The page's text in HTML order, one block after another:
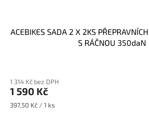
ACEBIKES SADA 2 X 2KS
S RÁČNOU 350daN
1 314 Kč bez DPH
1 590 Kč
Měrná
397,50 Kč / 1 ks